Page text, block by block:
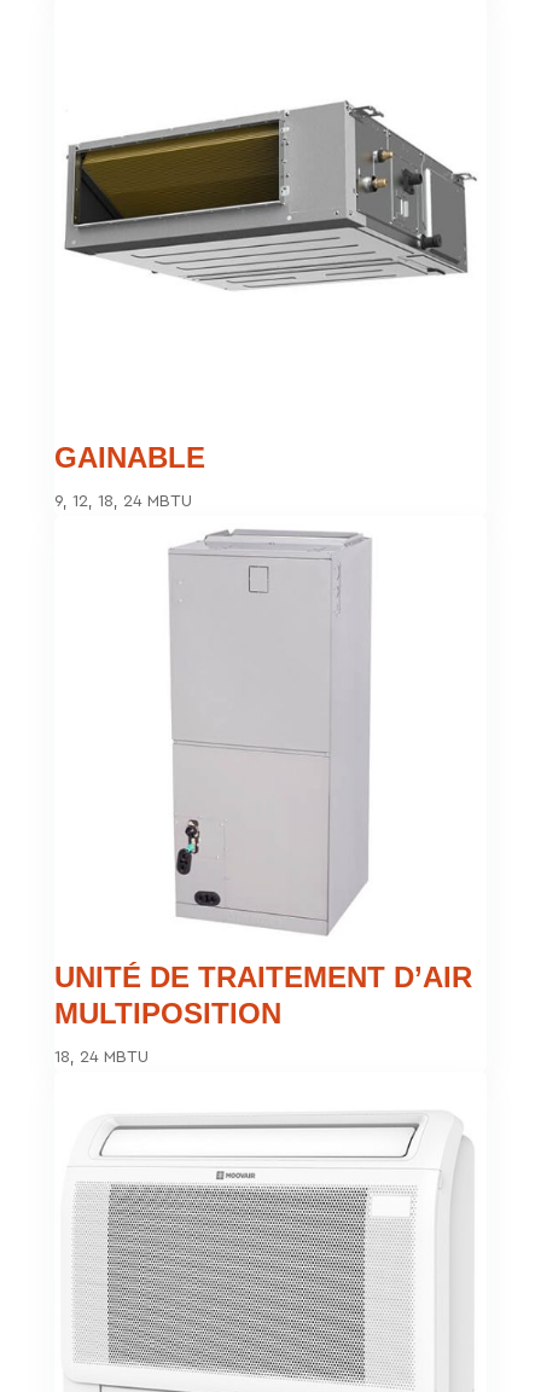
GAINABLE
9, 12, 18, 24 MBTU
UNITÉ DE TRAITEMENT D’AIR
MULTIPOSITION
18, 24 MBTU